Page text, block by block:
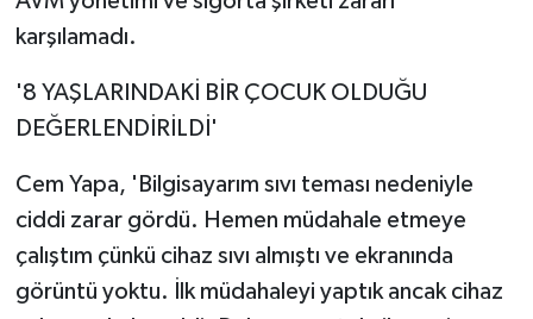
karşılamadı.
'8 YAŞLARINDAKİ BİR ÇOCUK OLDUĞU
DEĞERLENDİRİLDİ'
Cem Yapa, 'Bilgisayarım sıvı teması nedeniyle
ciddi zarar gördü. Hemen müdahale etmeye
çalıştım çünkü cihaz sıvı almıştı ve ekranında
görüntü yoktu. İlk müdahaleyi yaptık ancak cihaz